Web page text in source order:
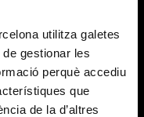
utilitza galetes
gestionar les
perquè accediu
que
de la d’altres